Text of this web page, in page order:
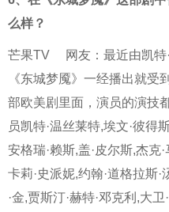
么样？
芒果TV
网友：最近由凯
《东城梦魇》一经播出就受
部欧美剧里面，演员的演技
员凯特·温丝莱特,埃文·彼得
安格瑞·赖斯,盖·皮尔斯,杰克
卡莉·史派妮,约翰·道格拉斯
·金,贾斯汀·赫特·邓克利,大